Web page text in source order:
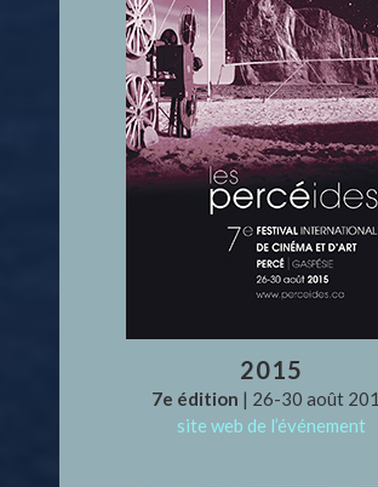
2015
7e édition | 26-30 août
site web de l’événement